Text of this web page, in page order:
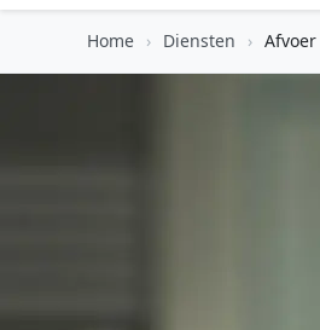
Home › Diensten ›